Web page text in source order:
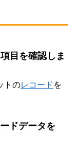
目を確認しま
トのレコード を
ドデータを